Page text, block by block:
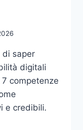
di saper
digitali
competenze
e credibili.